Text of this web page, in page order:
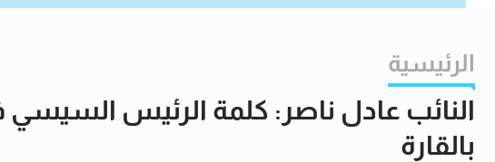
الرئيسية
النائب عادل ناصر: كلمة الرئيس السيسي
بالقارة